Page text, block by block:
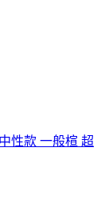
性款 一般楦 超